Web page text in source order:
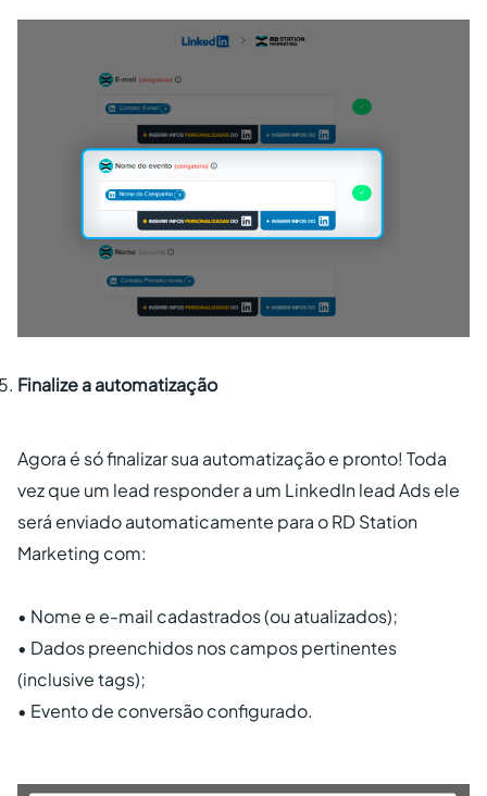
Finalize a automatização
Agora é só finalizar sua automatização e pronto! Toda
vez que um lead responder a um LinkedIn lead Ads ele
será enviado automaticamente para o RD Station
Marketing com:
• Nome e e-mail cadastrados (ou atualizados);
• Dados preenchidos nos campos pertinentes
(inclusive tags);
• Evento de conversão configurado.